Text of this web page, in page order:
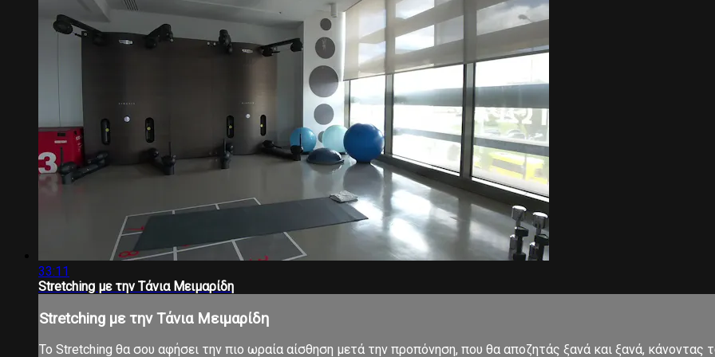
33:11
Stretching με την Τάνια Μειμαρίδη
Stretching με την Τάνια Μειμαρίδη
Το Stretching θα σου αφήσει την πιο ωραία αίσθηση μετά την προπόνηση, που θα αποζητάς ξανά και ξανά,